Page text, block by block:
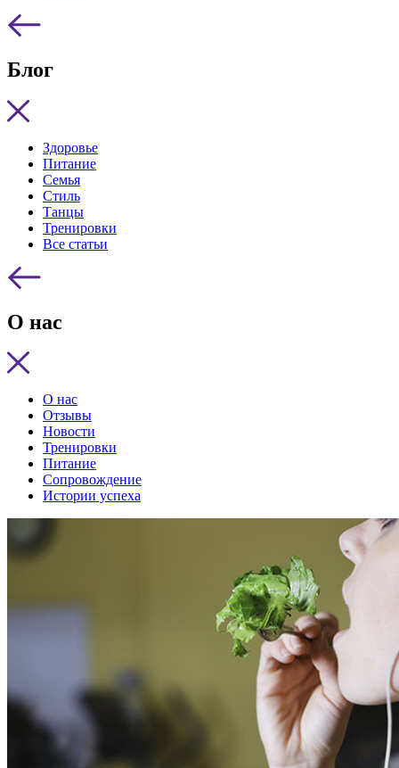
Блог
Здоровье
Питание
Семья
Стиль
Танцы
Тренировки
Все статьи
О нас
О нас
Отзывы
Новости
Тренировки
Питание
Сопровождение
Истории успеха